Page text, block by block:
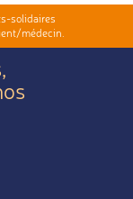
solidaires
médecin.